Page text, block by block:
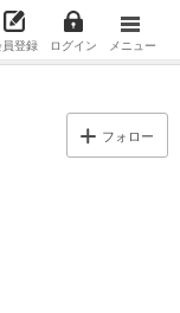
登録 ログイン メニュー
フォロー